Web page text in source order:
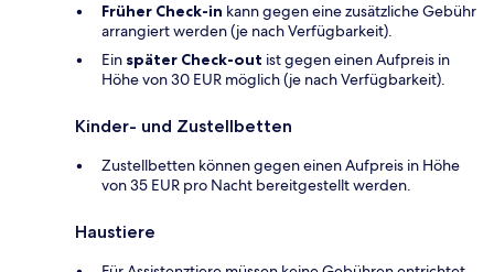
Früher Check-in kann gegen eine zusätzliche Gebühr
arrangiert werden (je nach Verfügbarkeit).
Ein später Check-out ist gegen einen Aufpreis in
Höhe von 30 EUR möglich (je nach Verfügbarkeit).
Kinder- und Zustellbetten
Zustellbetten können gegen einen Aufpreis in Höhe
von 35 EUR pro Nacht bereitgestellt werden.
Haustiere